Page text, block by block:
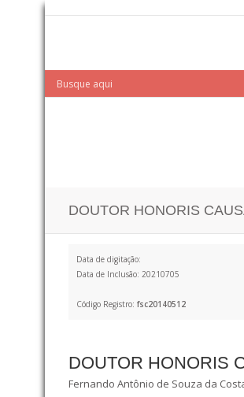
DOUTOR HONORIS
Data de digitação:
Data de Inclusão: 20210705
Código Registro: fsc20140512
DOUTOR HONORIS
Fernando Antônio de Souza da